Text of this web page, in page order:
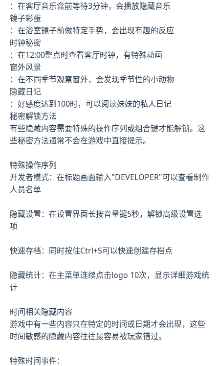
：在客厅音乐盒前等待3分钟，会播放隐藏音乐
镜子彩蛋
：在浴室镜子前做特定手势，会出现有趣的反应
时钟秘密
：在12:00整点时查看客厅时钟，有特殊动画
窗外风景
：在不同季节观察窗外，会发现季节性的小动物
隐藏日记
：好感度达到100时，可以阅读妹妹的私人日记
秘密解锁方法
有些隐藏内容需要特殊的操作序列或组合键才能解锁。这
些秘密方法通常不会在游戏中直接提示。
特殊操作序列
开发者模式：在标题画面输入"DEVELOPER"可以查看制作
人员名单
隐藏设置：在设置界面长按音量键5秒，解锁高级设置选
项
快速存档：同时按住Ctrl+S可以快速创建存档点
隐藏统计：在主菜单连续点击logo 10次，显示详细游戏统
计
时间相关隐藏内容
游戏中有一些内容只在特定的时间或日期才会出现，这些
时间敏感的隐藏内容往往最容易被玩家错过。
特殊时间事件：